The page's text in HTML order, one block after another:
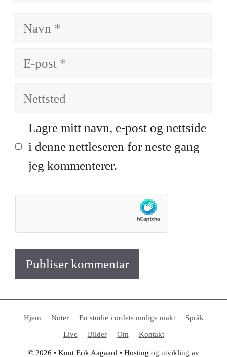
Navn
E-
Nettsted
Lagre mitt navn, e-post og nettside
i denne nettleseren for neste gang
jeg kommenterer.
Hjem Noter En studie i ordets mulige makt
Språk
Live
Bilder Om Kontakt
© 2026 • Knut Erik Aagaard • Hosting og utvikling av